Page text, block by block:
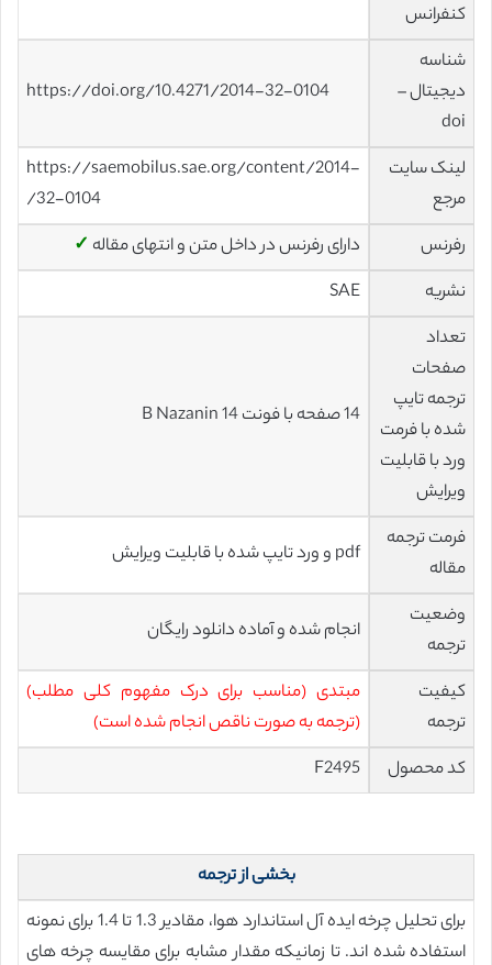
کنفرانس
شناسه
دیجیتال –
doi
https://doi.org/10.4271/2014-32-0104
لینک سایت
مرجع
https://saemobilus.sae.org/content/2014-
32-0104/
رفرنس
دارای رفرنس در داخل متن و انتهای مقاله ✓
نشریه
SAE
تعداد
صفحات
ترجمه تایپ
شده با فرمت
ورد با قابلیت
ویرایش
14 صفحه با فونت 14 B Nazanin
فرمت ترجمه
مقاله
pdf و ورد تایپ شده با قابلیت ویرایش
وضعیت
ترجمه
انجام شده و آماده دانلود رایگان
کیفیت
ترجمه
مبتدی (مناسب برای درک مفهوم کلی مطلب)
(ترجمه به صورت ناقص انجام شده است)
کد محصول
F2495
بخشی از ترجمه
برای تحلیل چرخه ایده آل استاندارد هوا، مقادیر 1.3 تا 1.4 برای نمونه
استفاده شده اند. تا زمانیکه مقدار مشابه برای مقایسه چرخه های